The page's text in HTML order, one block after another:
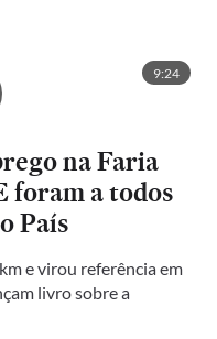
9:24
na Faria
foram a todos
País
e virou referência em
livro sobre a